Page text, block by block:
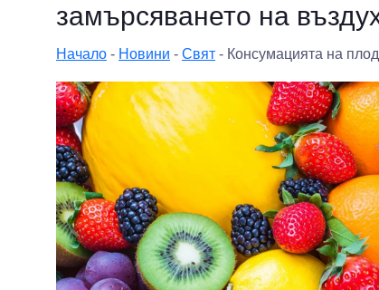
замърсяването на
Начало - Новини - Свят - Консумацията на